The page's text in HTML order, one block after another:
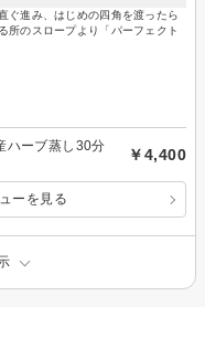
ぐ進み、はじめの四角を渡ったら
所のスロープより「パーフェクト
ハーブ蒸し30分
￥4,400
ーを見る